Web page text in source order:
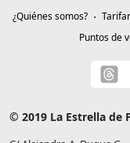
¿Quiénes somos?
Puntos de
© 2019 La Estrella de